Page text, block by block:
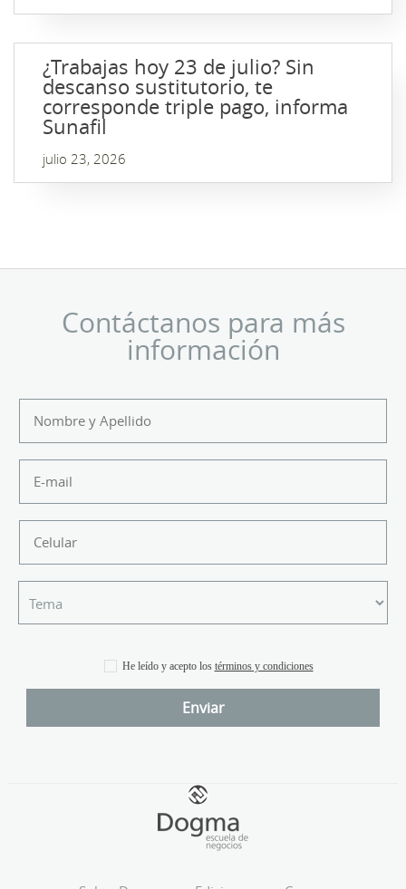
¿Trabajas hoy 23 de julio? Sin
descanso sustitutorio, te
corresponde triple pago, informa
Sunafil
julio 23, 2026
Contáctanos para más
información
He leído y acepto los términos y condiciones